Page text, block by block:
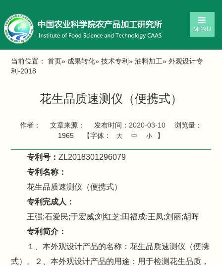
MENU
当前位置：首页» 成果转化»技术专利»油料加工» 外观设计专
利-2018
花生品质速测仪（便携式）
作者： 文章来源： 发布时间： 2020-03-10
浏览量：
1965
【字体： 大 中 小 】
专利号：ZL2018301296079
专利名称：
花生品质速测仪（便携式）
专利完成人：
王强;石爱民;于宏威;刘红芝;田福成;王凤;刘丽;胡晖
专利简介：
１、本外观设计产品的名称：花生品质速测仪（便携
式）。２、本外观设计产品的用途：用于检测花生品质，